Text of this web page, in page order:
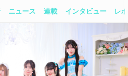
ニュース 連載 インタビュー レ